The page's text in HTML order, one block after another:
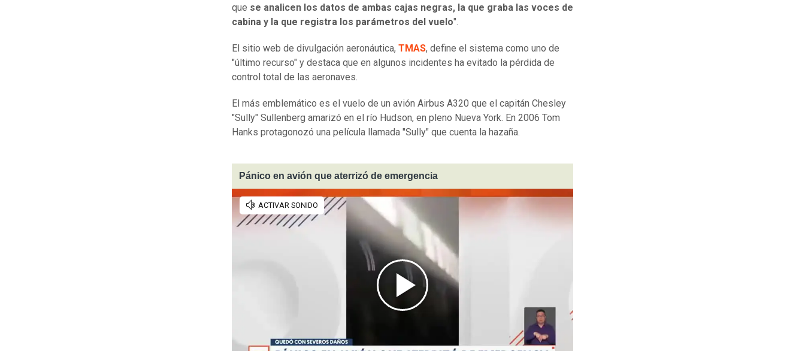
que se analicen los datos de ambas cajas negras, la que graba las voces de
cabina y la que registra los parámetros del vuelo".
El sitio web de divulgación aeronáutica, TMAS, define el sistema como uno de
"último recurso" y destaca que en algunos incidentes ha evitado la pérdida de
control total de las aeronaves.
El más emblemático es el vuelo de un avión Airbus A320 que el capitán Chesley
"Sully" Sullenberg amarizó en el río Hudson, en pleno Nueva York. En 2006 Tom
Hanks protagonozó una película llamada "Sully" que cuenta la hazaña.
Pánico en avión que aterrizó de emergencia